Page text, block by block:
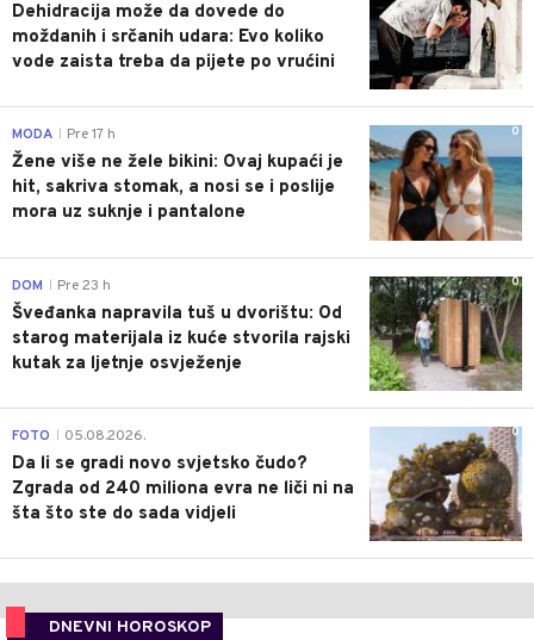
Dehidracija može da dovede do
moždanih i srčanih udara: Evo koliko
vode zaista treba da pijete po vrućini
0
MODA Pre 17 h
Žene više ne žele bikini: Ovaj kupaći je
hit, sakriva stomak, a nosi se i poslije
mora uz suknje i pantalone
0
DOM Pre 23 h
Šveđanka napravila tuš u dvorištu: Od
starog materijala iz kuće stvorila rajski
kutak za ljetnje osvježenje
0
FOTO 05.08.2026.
Da li se gradi novo svjetsko čudo?
Zgrada od 240 miliona evra ne liči ni na
šta što ste do sada vidjeli
DNEVNI HOROSKOP